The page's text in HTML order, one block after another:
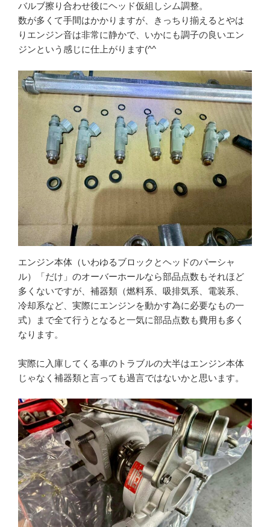
バルブ擦り合わせ後にヘッド仮組しシム調整。
数が多くて手間はかかりますが、きっちり揃えるとやは
りエンジン音は非常に静かで、いかにも調子の良いエン
ジンという感じに仕上がります(^^
エンジン本体（いわゆるブロックとヘッドのパーシャ
ル）「だけ」のオーバーホールなら部品点数もそれほど
多くないですが、補器類（燃料系、吸排気系、電装系、
冷却系など、実際にエンジンを動かす為に必要なもの一
式）まで全て行うとなると一気に部品点数も費用も多く
なります。
実際に入庫してくる車のトラブルの大半はエンジン本体
じゃなく補器類と言っても過言ではないかと思います。